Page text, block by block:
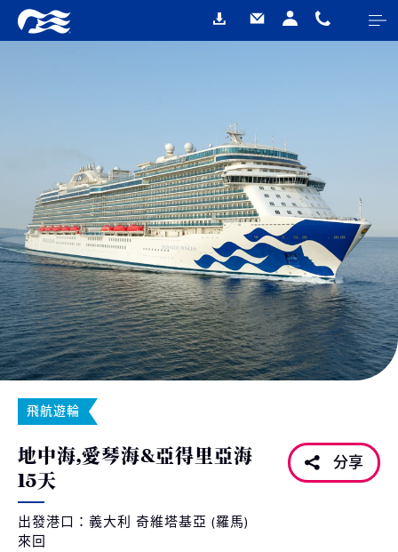
飛航遊輪
地中海,愛琴海&亞得里亞海
15天
出發港口：義大利 奇維塔基亞 (羅馬)
來回
分享